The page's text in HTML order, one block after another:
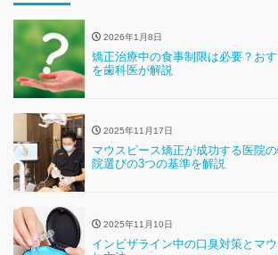
2026年1月8日
矯正治療中の食事制限は必要？お
を歯科医が解説
2025年11月17日
マウスピース矯正が成功する医院
院選びの3つの基準を解説
2025年11月10日
インビザライン中の口臭対策とマ